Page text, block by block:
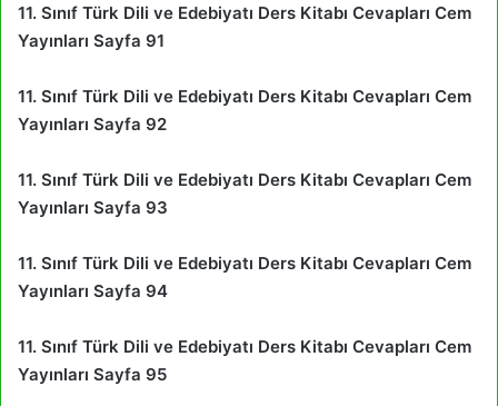
11. Sınıf Türk Dili ve Edebiyatı Ders Kitabı Cevapları Cem
Yayınları Sayfa 91
11. Sınıf Türk Dili ve Edebiyatı Ders Kitabı Cevapları Cem
Yayınları Sayfa 92
11. Sınıf Türk Dili ve Edebiyatı Ders Kitabı Cevapları Cem
Yayınları Sayfa 93
11. Sınıf Türk Dili ve Edebiyatı Ders Kitabı Cevapları Cem
Yayınları Sayfa 94
11. Sınıf Türk Dili ve Edebiyatı Ders Kitabı Cevapları Cem
Yayınları Sayfa 95